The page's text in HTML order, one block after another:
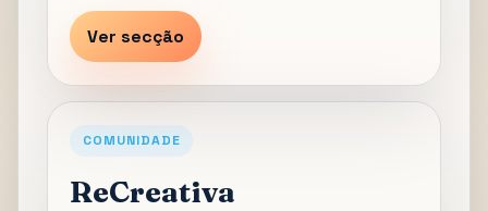
Ver secção
COMUNIDADE
ReCreativa